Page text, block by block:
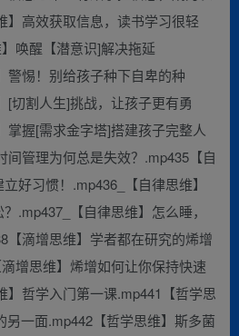
】高效获取信息，读书学习很轻
唤醒【潜意识]解决拖延
警惕！别给孩子种下自卑的种
[切割人生]挑战，让孩子更有勇
掌握[需求金字塔]搭建孩子完整人
间管理为何总是失效？.mp435【自
好习惯！.mp436_【自律思维】
.mp437_【自律思维】怎么睡，
【滴增思维】学者都在研究的烯增
增思维】烯增如何让你保持快速
】哲学入门第一课.mp441【哲学思
另一面.mp442【哲学思维】斯多菌